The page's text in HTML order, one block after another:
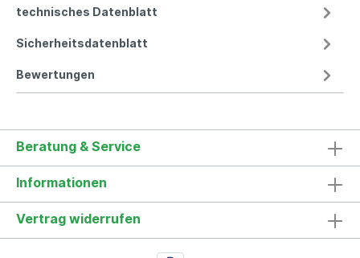
technisches Datenblatt
Sicherheitsdatenblatt
Bewertungen
Beratung & Service
Informationen
Vertrag widerrufen